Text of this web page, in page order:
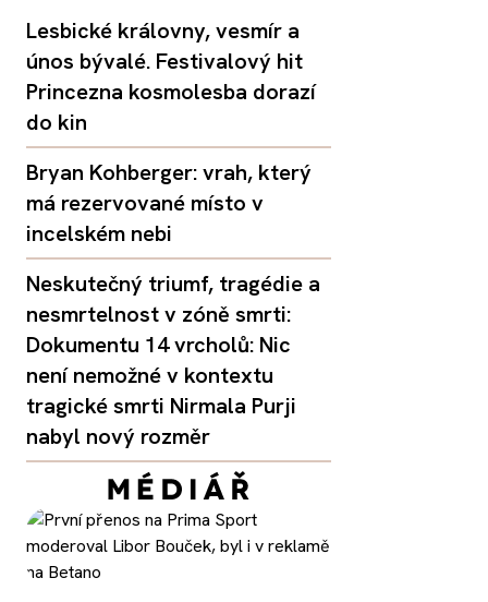
Lesbické královny, vesmír a
únos bývalé. Festivalový hit
Princezna kosmolesba dorazí
do kin
Bryan Kohberger: vrah, který
má rezervované místo v
incelském nebi
Neskutečný triumf, tragédie a
nesmrtelnost v zóně smrti:
Dokumentu 14 vrcholů: Nic
není nemožné v kontextu
tragické smrti Nirmala Purji
nabyl nový rozměr